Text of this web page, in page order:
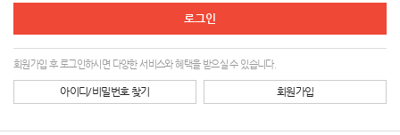
회원가입 후 로그인하시면 다양한 서비스와 혜택을 받으실 수 있습니다.
아이디/비밀번호 찾기 회원가입